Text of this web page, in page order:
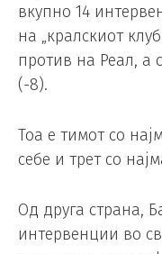
вкупно 14
на „кралскиот
против на Реал, а
(-8).
Тоа е тимот со
себе и трет со
Од друга страна,
интервенции во